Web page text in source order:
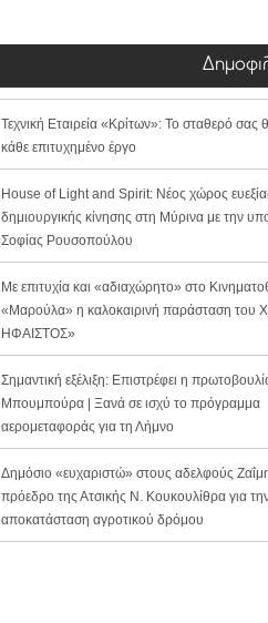
Τεχνική Εταιρεία «Κρίτων»: Το σταθερό σας
κάθε επιτυχημένο έργο
House of Light and Spirit: Νέος χώρος
δημιουργικής κίνησης στη Μύρινα με την
Σοφίας Ρουσοπούλου
Με επιτυχία και «αδιαχώρητο» στο
«Μαρούλα» η καλοκαιρινή παράσταση του
ΗΦΑΙΣΤΟΣ»
Σημαντική εξέλιξη: Επιστρέφει η
Μπουμπούρα | Ξανά σε ισχύ το πρόγραμμα
αερομεταφοράς για τη Λήμνο
Δημόσιο «ευχαριστώ» στους αδελφούς
πρόεδρο της Ατσικής Ν. Κουκουλίθρα για
αποκατάσταση αγροτικού δρόμου